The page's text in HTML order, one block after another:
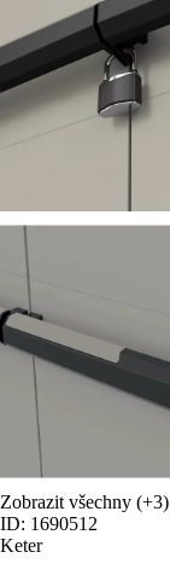
Zobrazit všechny (+3)
ID: 1690512
Keter